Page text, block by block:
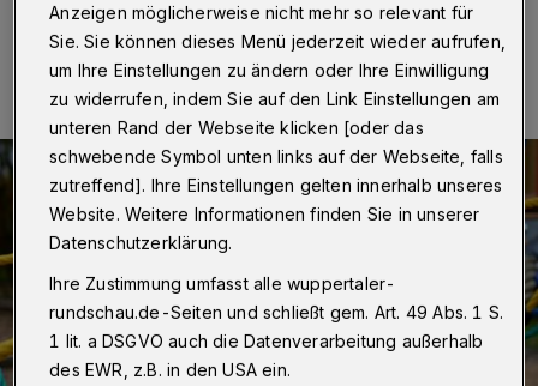
05.03.2025 , 15:30 Uhr Eine Minute Lesezeit
Anzeigen möglicherweise nicht mehr so relevant für
Sie. Sie können dieses Menü jederzeit wieder aufrufen,
um Ihre Einstellungen zu ändern oder Ihre Einwilligung
zu widerrufen, indem Sie auf den Link Einstellungen am
unteren Rand der Webseite klicken [oder das
schwebende Symbol unten links auf der Webseite, falls
zutreffend]. Ihre Einstellungen gelten innerhalb unseres
Website. Weitere Informationen finden Sie in unserer
Datenschutzerklärung.
Ihre Zustimmung umfasst alle wuppertaler-
rundschau.de-Seiten und schließt gem. Art. 49 Abs. 1 S.
1 lit. a DSGVO auch die Datenverarbeitung außerhalb
des EWR, z.B. in den USA ein.